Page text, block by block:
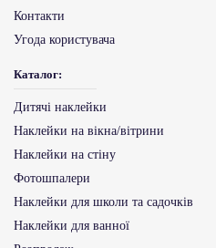
Контакти
Угода користувача
Каталог:
Дитячі наклейки
Наклейки на вікна/вітрини
Наклейки на стіну
Фотошпалери
Наклейки для школи та садочків
Наклейки для ванної